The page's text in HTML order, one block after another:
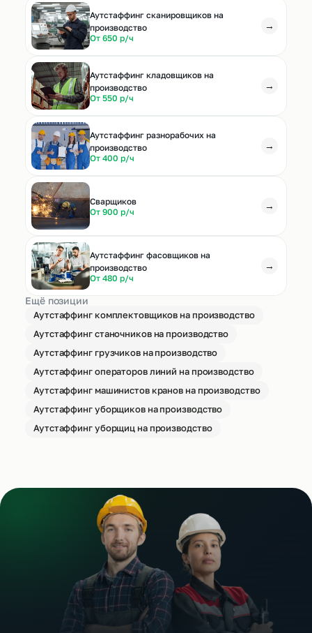
Аутстаффинг сканировщиков на
производство
От 650 р/ч
→
Аутстаффинг кладовщиков на
производство
От 550 р/ч
→
Аутстаффинг разнорабочих на
производство
От 400 р/ч
→
Cварщиков
От 900 р/ч
→
Аутстаффинг фасовщиков на
производство
От 480 р/ч
→
Ещё позиции
Аутстаффинг комплектовщиков на производство
Аутстаффинг станочников на производство
Аутстаффинг грузчиков на производство
Аутстаффинг операторов линий на производство
Аутстаффинг машинистов кранов на производство
Аутстаффинг уборщиков на производство
Аутстаффинг уборщиц на производство